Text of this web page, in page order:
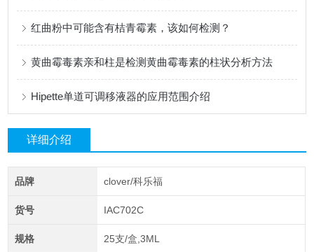
红曲粉中可能含有桔青霉素，该如何检测？
黄曲霉毒素亲和柱是检测黄曲霉毒素的柱状分析方法
Hipette单道可调移液器的应用范围介绍
详细介绍
品牌 clover/科乐福
货号 IAC702C
规格 25支/盒,3ML